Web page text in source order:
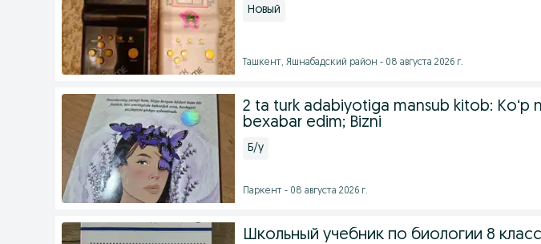
Новый
Ташкент, Яшнабадский район - 08 августа 2026 г.
2 ta turk adabiyotiga mansub kitob: Koʻp
bexabar edim; Bizni
Б/у
Паркент - 08 августа 2026 г.
Школьный учебник по биологии 8